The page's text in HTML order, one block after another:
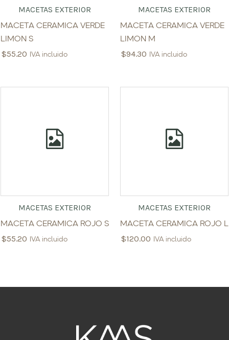
MACETAS EXTERIOR
MACETA CERAMICA VERDE
LIMON S
$55.20 IVA incluido
MACETAS EXTERIOR
MACETA CERAMICA VERDE
LIMON M
$94.30 IVA incluido
MACETAS EXTERIOR
MACETA CERAMICA ROJO S
$55.20 IVA incluido
MACETAS EXTERIOR
MACETA CERAMICA ROJO L
$120.00 IVA incluido